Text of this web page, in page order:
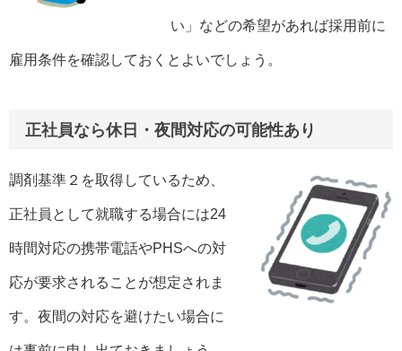
い」などの希望があれば採用前に
雇用条件を確認しておくとよいでしょう。
正社員なら休日・夜間対応の可能性あり
調剤基準２を取得しているため、
正社員として就職する場合には24
時間対応の携帯電話やPHSへの対
応が要求されることが想定されま
す。夜間の対応を避けたい場合に